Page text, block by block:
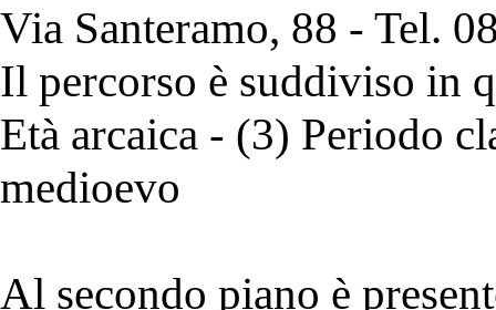
Via Santeramo, 88 - Tel.
Il percorso è suddiviso in
Età arcaica - (3) Periodo
medioevo
Al secondo piano è